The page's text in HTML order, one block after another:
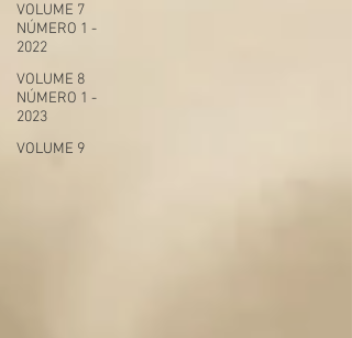
VOLUME 7
NÚMERO 1 -
2022
VOLUME 8
NÚMERO 1 -
2023
VOLUME 9